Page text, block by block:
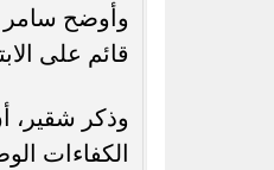
وأوضح سامر
قائم على
وذكر شقير،
الكفاءات